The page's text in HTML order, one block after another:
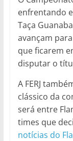
enfrentando
Taça
avançam
que ficarem
disputar o
A FERJ
clássico da
será entre
times que
notícias do